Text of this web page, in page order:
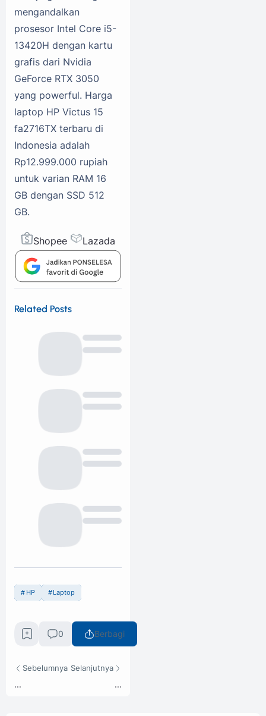
mengandalkan
prosesor Intel Core i5-
13420H dengan kartu
grafis dari Nvidia
GeForce RTX 3050
yang powerful. Harga
laptop HP Victus 15
fa2716TX terbaru di
Indonesia adalah
Rp12.999.000 rupiah
untuk varian RAM 16
GB dengan SSD 512
GB.
Shopee Lazada
Related Posts
HP Laptop
0 Berbagi
Sebelumnya
...
Selanjutnya
...